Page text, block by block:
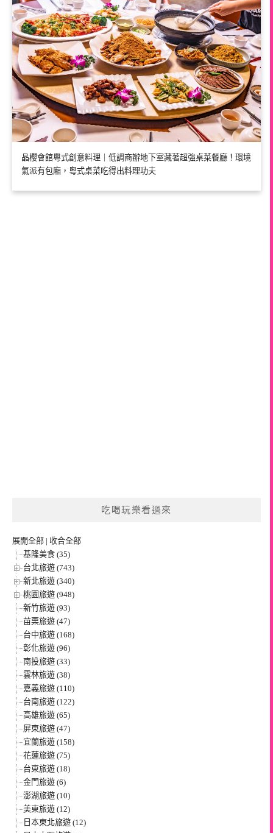
晶櫻會館粵式創意料理｜低調商辦地下室藏著超強桌菜餐廳！環境
氣派有包廂，粵式桌菜吃得出料理功夫
吃喝玩樂看過來
展開全部 | 收合全部
基隆美食 (35)
台北旅遊 (743)
新北旅遊 (340)
桃園旅遊 (948)
新竹旅遊 (93)
苗栗旅遊 (47)
台中旅遊 (168)
彰化旅遊 (96)
南投旅遊 (33)
雲林旅遊 (38)
嘉義旅遊 (110)
台南旅遊 (122)
高雄旅遊 (65)
屏東旅遊 (47)
宜蘭旅遊 (158)
花蓮旅遊 (75)
台東旅遊 (18)
金門旅遊 (6)
澎湖旅遊 (10)
美東旅遊 (12)
日本東北旅遊 (12)